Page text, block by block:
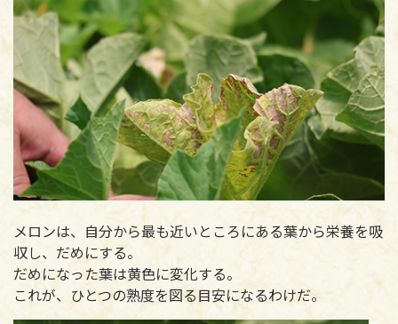
メロンは、自分から最も近いところにある葉から栄養を吸
収し、だめにする。
だめになった葉は黄色に変化する。
これが、ひとつの熟度を図る目安になるわけだ。